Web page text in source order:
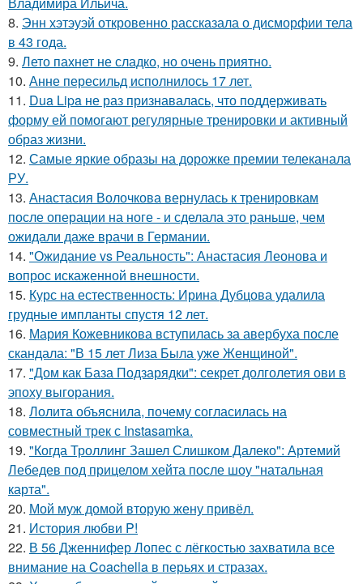
8. Энн хэтэуэй откровенно рассказала о дисморфии тела
в 43 года.
9. Лето пахнет не сладко, но очень приятно.
10. Анне пересильд исполнилось 17 лет.
11. Dua Lipa не раз признавалась, что поддерживать
форму ей помогают регулярные тренировки и активный
образ жизни.
12. Самые яркие образы на дорожке премии телеканала
РУ.
13. Анастасия Волочкова вернулась к тренировкам
после операции на ноге - и сделала это раньше, чем
ожидали даже врачи в Германии.
14. "Ожидание vs Реальность": Анастасия Леонова и
вопрос искаженной внешности.
15. Курс на естественность: Ирина Дубцова удалила
грудные импланты спустя 12 лет.
16. Мария Кожевникова вступилась за авербуха после
скандала: "В 15 лет Лиза Была уже Женщиной".
17. "Дом как База Подзарядки": секрет долголетия ови в
эпоху выгорания.
18. Лолита объяснила, почему согласилась на
совместный трек с Instasamka.
19. "Когда Троллинг Зашел Слишком Далеко": Артемий
Лебедев под прицелом хейта после шоу "натальная
карта".
20. Мой муж домой вторую жену привёл.
21. История любви P!
22. В 56 Дженнифер Лопес с лёгкостью захватила все
внимание на Coachella в перьях и стразах.